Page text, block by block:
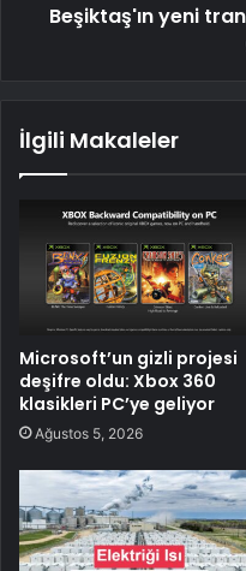
Beşiktaş'ın yeni
İlgili Makaleler
Microsoft’un gizli projesi
deşifre oldu: Xbox 360
klasikleri PC’ye geliyor
Ağustos 5, 2026